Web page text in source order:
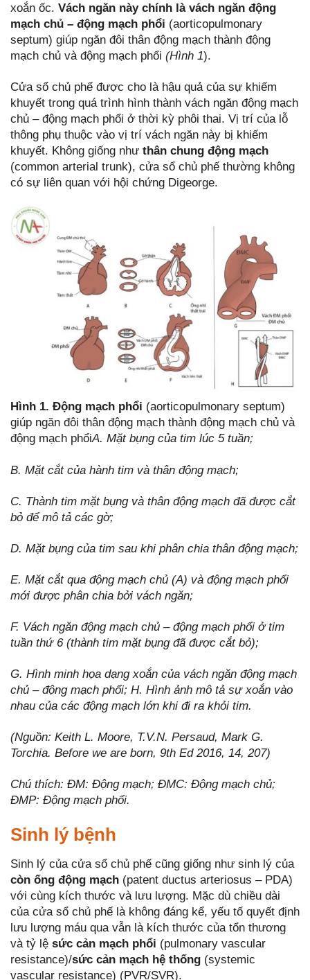
xoắn ốc. Vách ngăn này chính là vách ngăn động
mạch chủ – động mạch phổi (aorticopulmonary
septum) giúp ngăn đôi thân động mạch thành động
mạch chủ và động mạch phổi (Hình 1).
Cửa sổ chủ phế được cho là hậu quả của sự khiếm
khuyết trong quá trình hình thành vách ngăn động mạch
chủ – động mạch phổi ở thời kỳ phôi thai. Vị trí của lỗ
thông phụ thuộc vào vị trí vách ngăn này bị khiếm
khuyết. Không giống như thân chung động mạch
(common arterial trunk), cửa sổ chủ phế thường không
có sự liên quan với hội chứng Digeorge.
Hình 1. Động mạch phổi (aorticopulmonary septum)
giúp ngăn đôi thân động mạch thành động mạch chủ và
động mạch phổiA. Mặt bụng của tim lúc 5 tuần;
B. Mặt cắt của hành tim và thân động mạch;
C. Thành tim mặt bụng và thân động mạch đã được cắt
bỏ để mô tả các gờ;
D. Mặt bụng của tim sau khi phân chia thân động mạch;
E. Mặt cắt qua động mạch chủ (A) và động mạch phổi
mới được phân chia bởi vách ngăn;
F. Vách ngăn động mạch chủ – động mạch phổi ở tim
tuần thứ 6 (thành tim mặt bụng đã được cắt bỏ);
G. Hình minh họa dạng xoắn của vách ngăn động mạch
chủ – động mạch phổi; H. Hình ảnh mô tả sự xoắn vào
nhau của các động mạch lớn khi đi ra khỏi tim.
(Nguồn: Keith L. Moore, T.V.N. Persaud, Mark G.
Torchia. Before we are born, 9th Ed 2016, 14, 207)
Chú thích: ĐM: Động mạch; ĐMC: Động mạch chủ;
ĐMP: Động mạch phổi.
Sinh lý bệnh
Sinh lý của cửa sổ chủ phế cũng giống như sinh lý của
còn ống động mạch (patent ductus arteriosus – PDA)
với cùng kích thước và lưu lượng. Mặc dù chiều dài
của cửa sổ chủ phế là không đáng kể, yếu tố quyết định
lưu lượng máu qua vẫn là kích thước của tổn thương
và tỷ lệ sức cản mạch phổi (pulmonary vascular
resistance)/sức cản mạch hệ thống (systemic
vascular resistance) (PVR/SVR).